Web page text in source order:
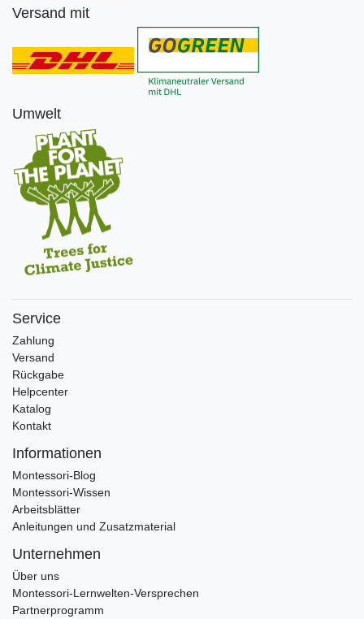
Versand mit
Umwelt
Service
Zahlung
Versand
Rückgabe
Helpcenter
Katalog
Kontakt
Informationen
Montessori-Blog
Montessori-Wissen
Arbeitsblätter
Anleitungen und Zusatzmaterial
Unternehmen
Über uns
Montessori-Lernwelten-Versprechen
Partnerprogramm